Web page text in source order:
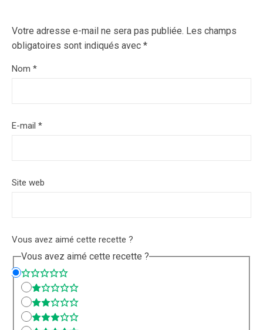
Votre adresse e-mail ne sera pas publiée. Les champs
obligatoires sont indiqués avec *
Nom *
E-mail *
Site web
Vous avez aimé cette recette ?
Vous avez aimé cette recette ?